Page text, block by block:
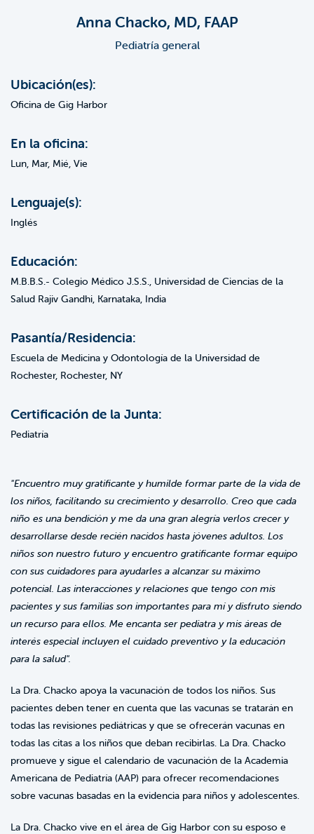
Anna Chacko, MD, FAAP
Pediatría general
Ubicación(es):
Oficina de Gig Harbor
En la oficina:
Lun, Mar, Mié, Vie
Lenguaje(s):
Inglés
Educación:
M.B.B.S.- Colegio Médico J.S.S., Universidad de Ciencias de la
Salud Rajiv Gandhi, Karnataka, India
Pasantía/Residencia:
Escuela de Medicina y Odontología de la Universidad de
Rochester, Rochester, NY
Certificación de la Junta:
Pediatría
"Encuentro muy gratificante y humilde formar parte de la vida de
los niños, facilitando su crecimiento y desarrollo. Creo que cada
niño es una bendición y me da una gran alegría verlos crecer y
desarrollarse desde recién nacidos hasta jóvenes adultos. Los
niños son nuestro futuro y encuentro gratificante formar equipo
con sus cuidadores para ayudarles a alcanzar su máximo
potencial. Las interacciones y relaciones que tengo con mis
pacientes y sus familias son importantes para mí y disfruto siendo
un recurso para ellos. Me encanta ser pediatra y mis áreas de
interés especial incluyen el cuidado preventivo y la educación
para la salud".
La Dra. Chacko apoya la vacunación de todos los niños. Sus
pacientes deben tener en cuenta que las vacunas se tratarán en
todas las revisiones pediátricas y que se ofrecerán vacunas en
todas las citas a los niños que deban recibirlas. La Dra. Chacko
promueve y sigue el calendario de vacunación de la Academia
Americana de Pediatría (AAP) para ofrecer recomendaciones
sobre vacunas basadas en la evidencia para niños y adolescentes.
La Dra. Chacko vive en el área de Gig Harbor con su esposo e